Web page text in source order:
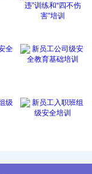
全
级